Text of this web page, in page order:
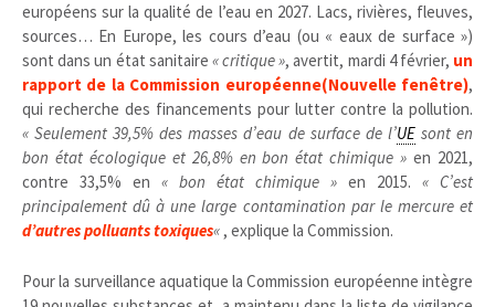
européens sur la qualité de l’eau en 2027. Lacs, rivières, fleuves,
sources… En Europe, les cours d’eau (ou « eaux de surface »)
sont dans un état sanitaire « critique », avertit, mardi 4 février, un
rapport de la Commission européenne(Nouvelle fenêtre),
qui recherche des financements pour lutter contre la pollution.
« Seulement 39,5% des masses d’eau de surface de l’UEsont en
bon état écologique et 26,8% en bon état chimique » en 2021,
contre 33,5% en « bon état chimique » en 2015. « C’est
principalement dû à une large contamination par le mercure et
d’autres polluants toxiques«, explique la Commission.
Pour la surveillance aquatique la Commission européenne intègre